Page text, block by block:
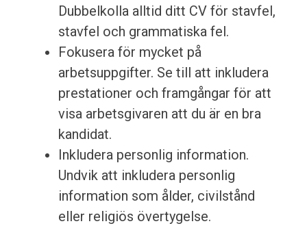
Dubbelkolla alltid ditt CV för stavfel,
stavfel och grammatiska fel.
Fokusera för mycket på
arbetsuppgifter. Se till att inkludera
prestationer och framgångar för att
visa arbetsgivaren att du är en bra
kandidat.
Inkludera personlig information.
Undvik att inkludera personlig
information som ålder, civilstånd
eller religiös övertygelse.